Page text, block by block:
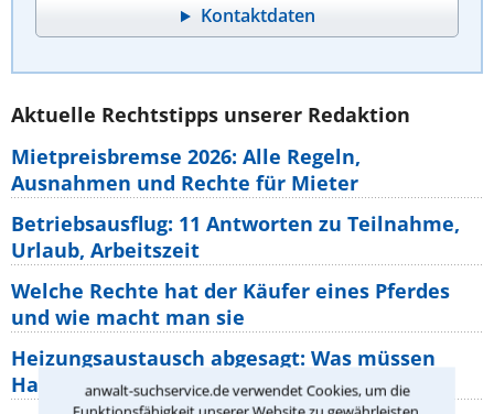
anwalt-suchservice.de verwendet Cookies, um die
Kontaktdaten
Aktuelle Rechtstipps unserer Redaktion
Mietpreisbremse 2026: Alle Regeln,
Ausnahmen und Rechte für Mieter
Betriebsausflug: 11 Antworten zu Teilnahme,
Urlaub, Arbeitszeit
Welche Rechte hat der Käufer eines Pferdes
und wie macht man sie
Heizungsaustausch abgesagt: Was müssen
Hauseigentümer jetzt zum Thema